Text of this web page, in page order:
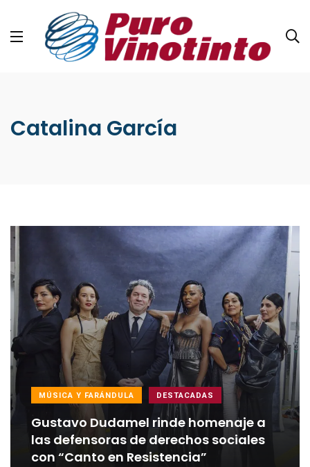
Catalina García
MÚSICA Y FARÁNDULA DESTACADAS
Gustavo Dudamel rinde homenaje a
las defensoras de derechos sociales
con “Canto en Resistencia”